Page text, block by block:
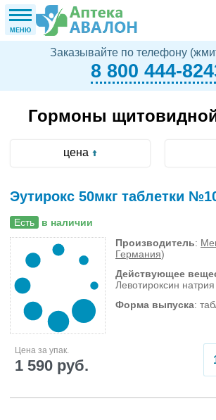
МЕНЮ
Заказывайте по телефону
8 800 444-
Гормоны
цена
Эутирокс 50мкг таблетки
Есть в наличии
Производитель:
Германия)
Действующее
Левотироксин
Форма выпуска:
Цена за упак.
1 590 руб.